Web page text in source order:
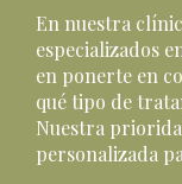
En nuestra
especializados
en ponerte en
qué tipo de
Nuestra
personalizada